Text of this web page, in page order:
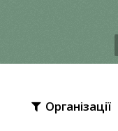
Організації